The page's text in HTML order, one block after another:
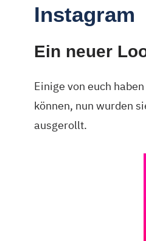
Instagram
Ein neuer
Einige von euch
können, nun wurden
ausgerollt.